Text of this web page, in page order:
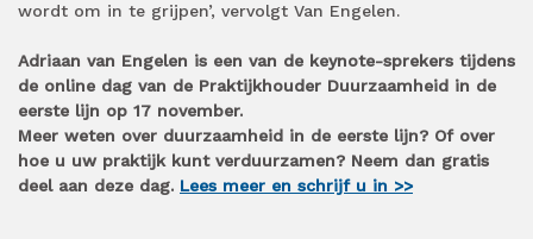
wordt om in te grijpen’, vervolgt Van Engelen.
Adriaan van Engelen is een van de keynote-sprekers tijdens
de online dag van de Praktijkhouder Duurzaamheid in de
eerste lijn op 17 november.
Meer weten over duurzaamheid in de eerste lijn? Of over
hoe u uw praktijk kunt verduurzamen? Neem dan gratis
deel aan deze dag. Lees meer en schrijf u in >>